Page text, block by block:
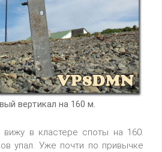
вертикал на 160 м.
в кластере споты на 160.
упал. Уже почти по привычке